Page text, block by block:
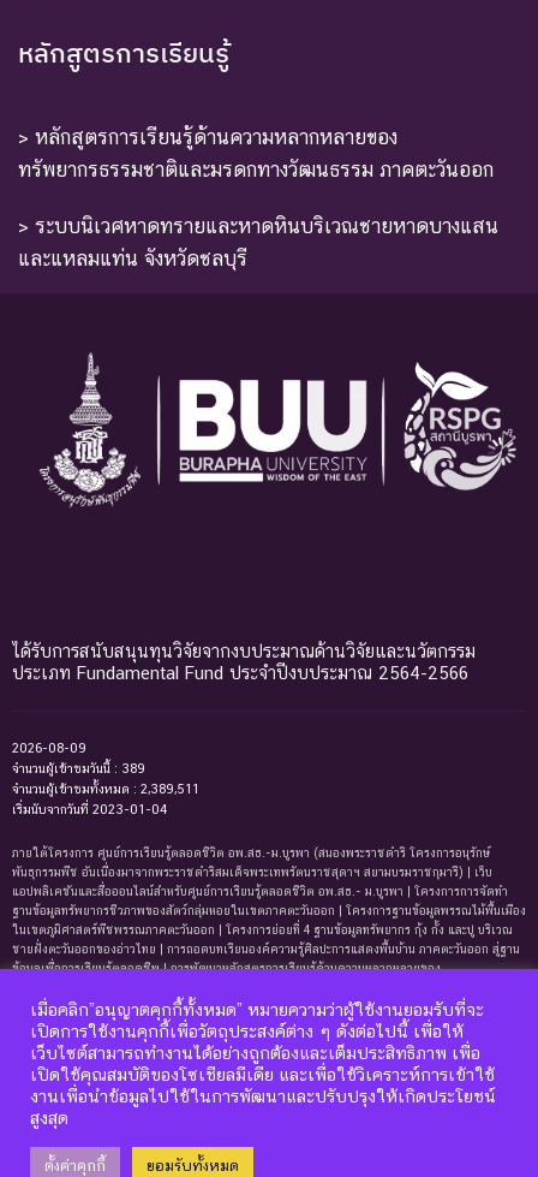
หลักสูตรการเรียนรู้
> หลักสูตรการเรียนรู้ด้านความหลากหลายของ
ทรัพยากรธรรมชาติและมรดกทางวัฒนธรรม ภาคตะวันออก
> ระบบนิเวศหาดทรายและหาดหินบริเวณชายหาดบางแสน
และแหลมแท่น จังหวัดชลบุรี
ได้รับการสนับสนุนทุนวิจัยจากงบประมาณด้านวิจัยและนวัตกรรม
ประเภท Fundamental Fund ประจำปีงบประมาณ 2564-2566
2026-08-09
จำนวนผู้เข้าชมวันนี้ : 389
จำนวนผู้เข้าชมทั้งหมด : 2,389,511
เริ่มนับจากวันที่ 2023-01-04
ภายใต้โครงการ ศูนย์การเรียนรู้ตลอดชีวิต อพ.สธ.-ม.บูรพา (สนองพระราชดำริ โครงการอนุรักษ์
พันธุกรรมพืช อันเนื่องมาจากพระราชดำริสมเด็จพระเทพรัตนราชสุดาฯ สยามบรมราชกุมารี) | เว็บ
แอปพลิเคชันและสื่อออนไลน์สำหรับศูนย์การเรียนรู้ตลอดชีวิต อพ.สธ.- ม.บูรพา | โครงการการจัดทํา
ฐานข้อมูลทรัพยากรชีวภาพของสัตว์กลุ่มหอยในเขตภาคตะวันออก | โครงการฐานข้อมูลพรรณไม้พื้นเมือง
ในเขตภูมิศาสตร์พืชพรรณภาคตะวันออก | โครงการย่อยที่ 4 ฐานข้อมูลทรัพยากร กุ้ง กั้ง และปู บริเวณ
ชายฝั่งตะวันออกของอ่าวไทย | การถอดบทเรียนองค์ความรู้ศิลปะการแสดงพื้นบ้าน ภาคตะวันออก สู่ฐาน
ข้อมูลเพื่อการเรียนรู้ตลอดชีพ | การพัฒนาหลักสูตรการเรียนรู้ด้านความหลากหลายของ
ประเทศไทย | ฐานข้อมูลเพรียงหินในเขตภาคตะวันออกของประเทศไทย | ฐานข้อมูลทรัพยากรหญ้าทะเล
บริเวณชายฝั่งตะวันออกของอ่าวไทย | ฐานข้อมูลทรัพยากรแพลงก์ตอนทะเลและสาหร่ายทะเลบริเวณ
ชายฝั่งทะเลตะวันออกของอ่าวไทย | ฐานข้อมูลแมงมุมอันดับฐาน Mygalomorphae ในเขตภาคตะวันออก
ของประเทศไทย | โครงการการถอดบทเรียนองค์ความรู้ระบบนิเวศหาดทรายและหาดหินบริเวณชายหาด
บางแสนและแหลมแท่น จังหวัดชลบุรี เพื่อการจัดทำฐานข้อมูลและการพัฒนาหลักสูตรการเรียนรู้ด้าน
นิเวศวิทยา
เมื่อคลิก”อนุญาตคุกกี้ทั้งหมด” หมายความว่าผู้ใช้งานยอมรับที่จะ
เปิดการใช้งานคุกกี้เพื่อวัตถุประสงค์ต่าง ๆ ดังต่อไปนี้ เพื่อให้
เว็บไซต์สามารถทำงานได้อย่างถูกต้องและเต็มประสิทธิภาพ เพื่อ
เปิดใช้คุณสมบัติของโซเชียลมีเดีย และเพื่อใช้วิเคราะห์การเข้าใช้
งานเพื่อนำข้อมูลไปใช้ในการพัฒนาและปรับปรุงให้เกิดประโยชน์
สูงสุด
ตั้งค่าคุกกี้ ยอมรับทั้งหมด